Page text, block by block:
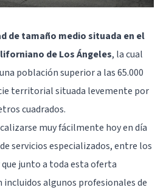
de tamaño medio situada en el
de Los Ángeles, la cual
población superior a las 65.000
territorial situada levemente por
cuadrados.
muy fácilmente hoy en día
servicios especializados, entre los
junto a toda esta oferta
algunos profesionales de